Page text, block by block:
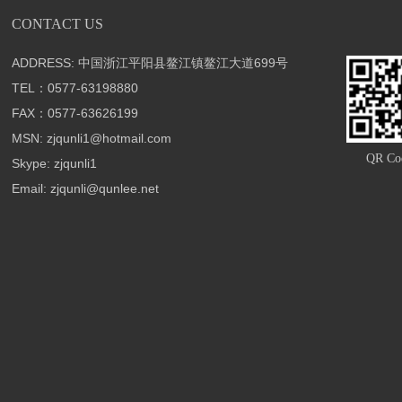
CONTACT US
ADDRESS: 中国浙江平阳县鳌江镇鳌江大道699号
TEL：0577-63198880
FAX：0577-63626199
MSN: zjqunli1@hotmail.com
Skype: zjqunli1
Email: zjqunli@qunlee.net
QR